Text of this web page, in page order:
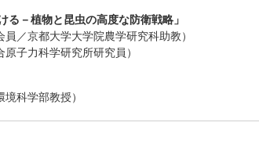
－植物と昆虫の高度な防衛戦略」
／京都大学大学院農学研究科助教）
子力科学研究所研究員）
科学部教授）